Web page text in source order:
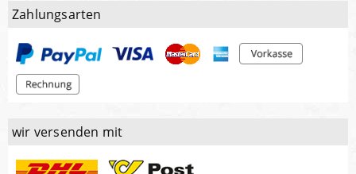
Zahlungsarten
wir versenden mit